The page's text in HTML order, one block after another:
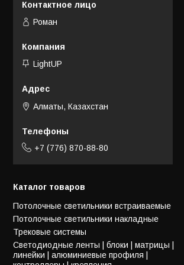
Роман
LightUP
Алматы, Казахстан
+7 (776) 870-88-80
Каталог товаров
Потолочные светильники встраиваемые
Потолочные светильники накладные
Трековые системы
Светодиодные ленты | блоки | матрицы |
линейки | алюминиевые профиля |